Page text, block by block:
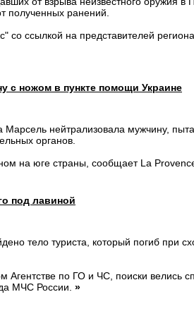
полученных ранений.
со ссылкой на представителей
с ножом в пункте помощи Украине
Марсель нейтрализовала мужчину,
органов.
на юге страны, сообщает La
под лавиной
тело туриста, который погиб при
Агентстве по ГО и ЧС, поиски велись
МЧС России. »